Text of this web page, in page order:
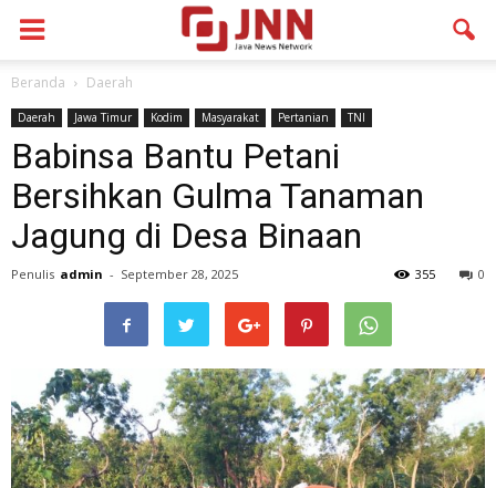
Beranda Daerah
Daerah Jawa Timur Kodim Masyarakat Pertanian TNI
Babinsa Bantu Petani
Bersihkan Gulma Tanaman
Jagung di Desa Binaan
Penulis admin - September 28, 2025 0
355